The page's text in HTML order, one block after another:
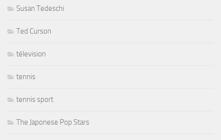
Susan Tedeschi
Ted Curson
télevision
tennis
tennis sport
The Japonese Pop Stars